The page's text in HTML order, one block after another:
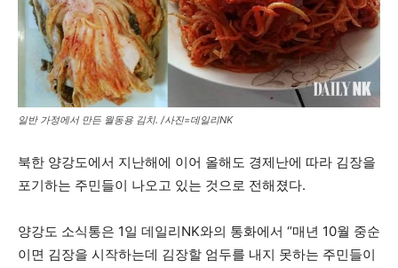
일반 가정에서 만든 월동용 김치. /사진=데일리NK
북한 양강도에서 지난해에 이어 올해도 경제난에 따라 김장을
포기하는 주민들이 나오고 있는 것으로 전해졌다.
양강도 소식통은 1일 데일리NK와의 통화에서 “매년 10월 중순
이면 김장을 시작하는데 김장할 엄두를 내지 못하는 주민들이